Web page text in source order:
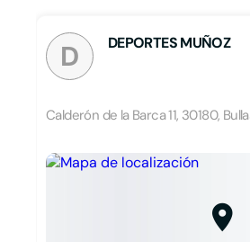
D DEPORTES MUÑOZ
Calderón de la Barca 11, 30180,